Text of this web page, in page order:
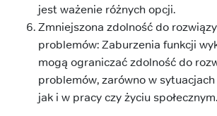
jest ważenie różnych opcji.
Zmniejszona zdolność do
problemów: Zaburzenia funkcji
mogą ograniczać zdolność do
problemów, zarówno w
jak i w pracy czy życiu społecznym.